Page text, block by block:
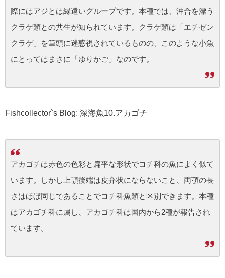
際にはアジとは縁遠いグループです。本種では、沖合を漂う
クラゲ類との共生が知られています。クラゲ類は「エチゼン
クラゲ」を筆頭に迷惑視されているものの、このような小魚
にとってはまさに「ゆりかご」なのです。
Fishcollector`s Blog: 深海魚10.アカゴチ
アカゴチは赤色の色彩と扁平な形状でコチ科の魚によく似て
います。しかし上顎後端は皮弁状にならないこと、両顎の長
さはほぼ同じであることでコチ科魚類と区別できます。本種
はアカゴチ科に属し、アカゴチ科は国内から2種が報告され
ています。